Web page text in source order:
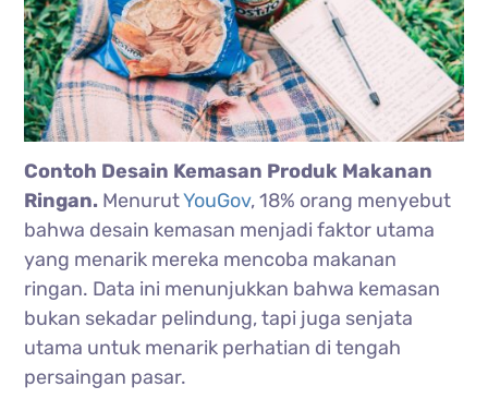
Contoh Desain Kemasan Produk Makanan
Ringan. MenurutYouGov, 18% orang menyebut
bahwa desain kemasan menjadi faktor utama
yang menarik mereka mencoba makanan
ringan. Data ini menunjukkan bahwa kemasan
bukan sekadar pelindung, tapi juga senjata
utama untuk menarik perhatian di tengah
persaingan pasar.